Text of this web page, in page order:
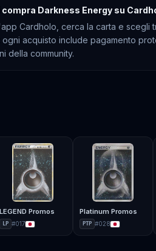
compra Darkness Energy su
Cardholo, cerca la carta e scegli
ogni acquisto include pagamento
della community.
LEGEND Promos
LP #017
Platinum Promos
PTP #028